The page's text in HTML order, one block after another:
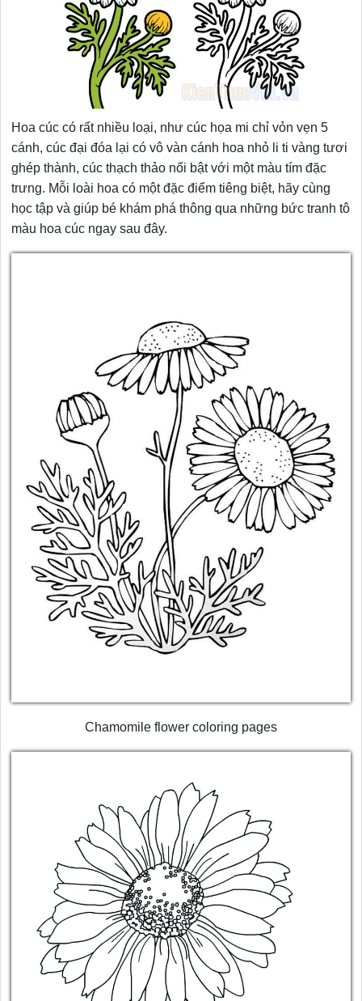
Hoa cúc có rất nhiều loại, như cúc họa mi chỉ vỏn vẹn 5
cánh, cúc đại đóa lại có vô vàn cánh hoa nhỏ li ti vàng tươi
ghép thành, cúc thạch thảo nổi bật với một màu tím đặc
trưng. Mỗi loài hoa có một đặc điểm tiêng biệt, hãy cùng
học tập và giúp bé khám phá thông qua những bức tranh tô
màu hoa cúc ngay sau đây.
Chamomile flower coloring pages